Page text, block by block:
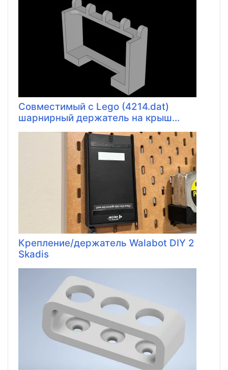
Совместимый с Lego (4214.dat)
шарнирный держатель на крыш...
Крепление/держатель Walabot DIY 2
Skadis